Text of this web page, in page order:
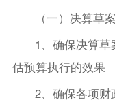
（一）决算草
1、确保决算
估预算执行的效果
2、确保各项